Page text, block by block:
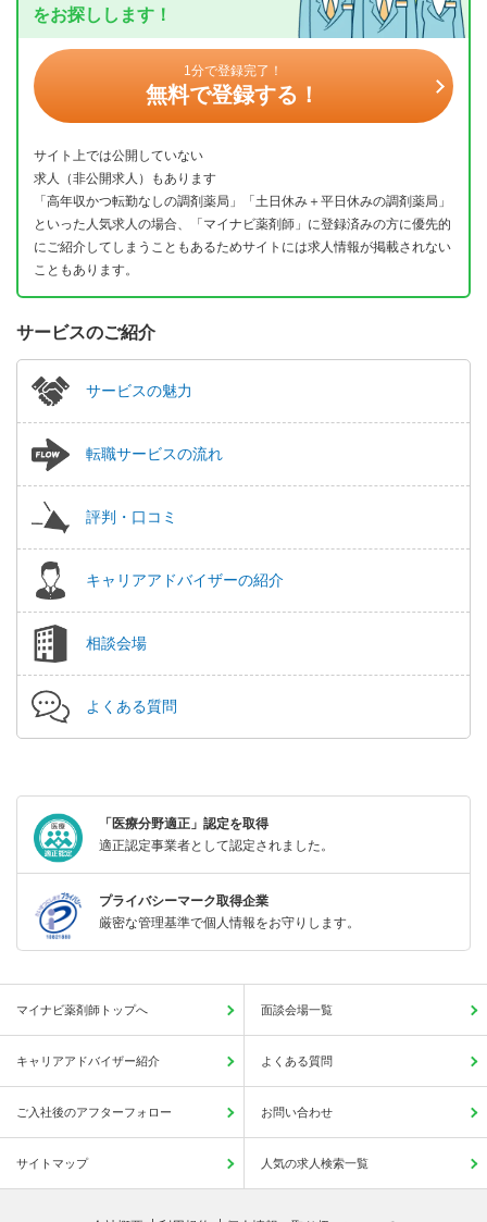
をお探しします！
1分で登録完了！
無料で登録する！
サイト上では公開していない
求人（非公開求人）もあります
「高年収かつ転勤なしの調剤薬局」「土日休み＋平日休みの調剤薬局」
といった人気求人の場合、「マイナビ薬剤師」に登録済みの方に優先的
にご紹介してしまうこともあるためサイトには求人情報が掲載されない
こともあります。
サービスのご紹介
サービスの魅力
転職サービスの流れ
評判・口コミ
キャリアアドバイザーの紹介
相談会場
よくある質問
「医療分野適正」認定を取得
適正認定事業者として認定されました。
プライバシーマーク取得企業
厳密な管理基準で個人情報をお守りします。
マイナビ薬剤師トップへ 面談会場一覧
キャリアアドバイザー紹介 よくある質問
ご入社後のアフターフォロー お問い合わせ
サイトマップ 人気の求人検索一覧